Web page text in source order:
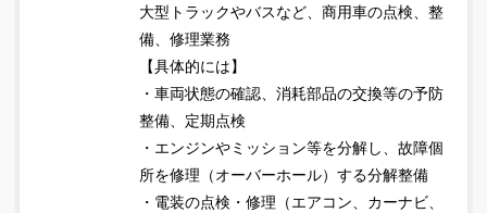
大型トラックやバスなど、商用車の点検、整
備、修理業務
【具体的には】
・車両状態の確認、消耗部品の交換等の予防
整備、定期点検
・エンジンやミッション等を分解し、故障個
所を修理（オーバーホール）する分解整備
・電装の点検・修理（エアコン、カーナビ、